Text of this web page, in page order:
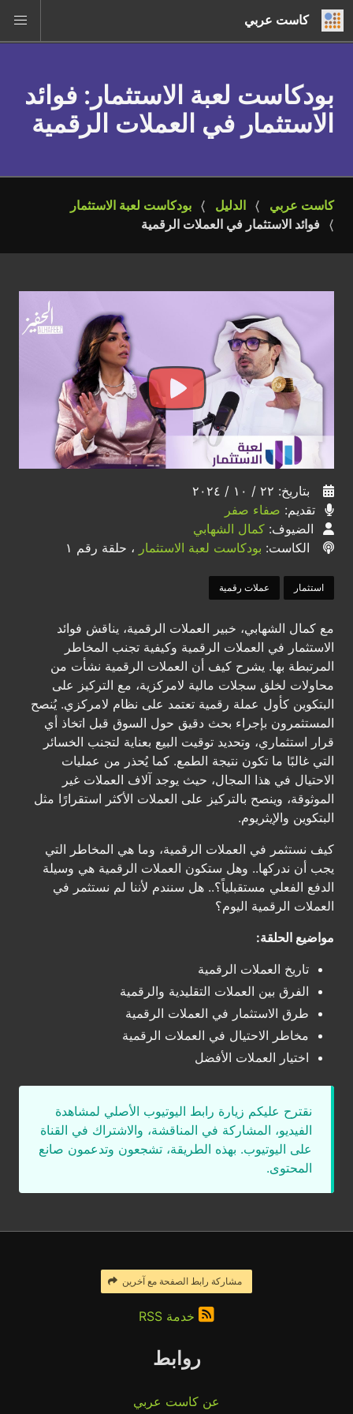
كاست عربي
بودكاست لعبة الاستثمار : فوائد
الاستثمار في العملات الرقمية
كاست عربي الدليل
بودكاست لعبة الاستثمار
فوائد الاستثمار في العملات الرقمية
بتاريخ: ٢٢ / ١٠ / ٢٠٢٤
تقديم: صفاء صفر
الضيوف: كمال الشهابي
الكاست: بودكاست لعبة الاستثمار ، حلقة رقم ١
استثمار عملات رقمية
مع كمال الشهابي، خبير العملات الرقمية، يناقش فوائد
الاستثمار في العملات الرقمية وكيفية تجنب المخاطر
المرتبطة بها. يشرح كيف أن العملات الرقمية نشأت من
محاولات لخلق سجلات مالية لامركزية، مع التركيز على
البتكوين كأول عملة رقمية تعتمد على نظام لامركزي. يُنصح
المستثمرون بإجراء بحث دقيق حول السوق قبل اتخاذ أي
قرار استثماري، وتحديد توقيت البيع بعناية لتجنب الخسائر
التي غالبًا ما تكون نتيجة الطمع. كما يُحذر من عمليات
الاحتيال في هذا المجال، حيث يوجد آلاف العملات غير
الموثوقة، وينصح بالتركيز على العملات الأكثر استقرارًا مثل
البتكوين والإيثريوم.
كيف نستثمر في العملات الرقمية، وما هي المخاطر التي
يجب أن ندركها.. وهل ستكون العملات الرقمية هي وسيلة
الدفع الفعلي مستقبلياً؟.. هل سنندم لأننا لم نستثمر في
العملات الرقمية اليوم؟
مواضيع الحلقة:
تاريخ العملات الرقمية
الفرق بين العملات التقليدية والرقمية
طرق الاستثمار في العملات الرقمية
مخاطر الاحتيال في العملات الرقمية
اختيار العملات الأفضل
نقترح عليكم زيارة رابط اليوتيوب الأصلي لمشاهدة
الفيديو، المشاركة في المناقشة، والاشتراك في القناة
على اليوتيوب. بهذه الطريقة، تشجعون وتدعمون صانع
المحتوى.
مشاركة رابط الصفحة مع آخرين
خدمة RSS
روابط
عن كاست عربي